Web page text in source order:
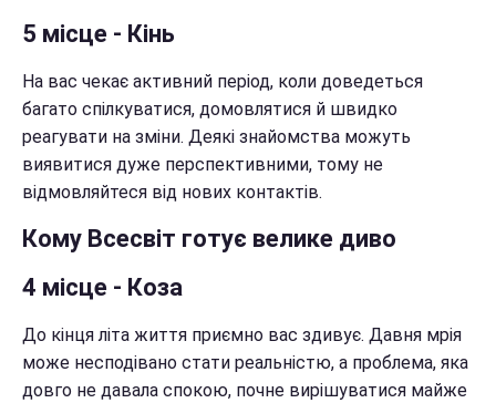
5 місце - Кінь
На вас чекає активний період, коли доведеться
багато спілкуватися, домовлятися й швидко
реагувати на зміни. Деякі знайомства можуть
виявитися дуже перспективними, тому не
відмовляйтеся від нових контактів.
Кому Всесвіт готує велике диво
4 місце - Коза
До кінця літа життя приємно вас здивує. Давня мрія
може несподівано стати реальністю, а проблема, яка
довго не давала спокою, почне вирішуватися майже